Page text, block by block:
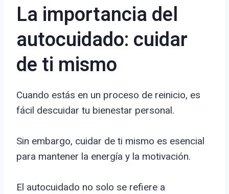
La importancia del
autocuidado: cuidar
de ti mismo
Cuando estás en un proceso de reinicio, es
fácil descuidar tu bienestar personal.
Sin embargo, cuidar de ti mismo es esencial
para mantener la energía y la motivación.
El autocuidado no solo se refiere a